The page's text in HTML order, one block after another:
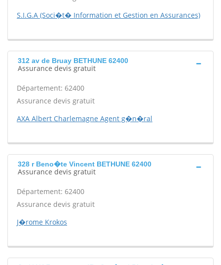
S.I.G.A (Soci�t� Information et Gestion en Assurances)
312 av de Bruay BETHUNE 62400
Assurance devis gratuit
Département: 62400
Assurance devis gratuit
AXA Albert Charlemagne Agent g�n�ral
328 r Beno�te Vincent BETHUNE 62400
Assurance devis gratuit
Département: 62400
Assurance devis gratuit
J�rome Krokos